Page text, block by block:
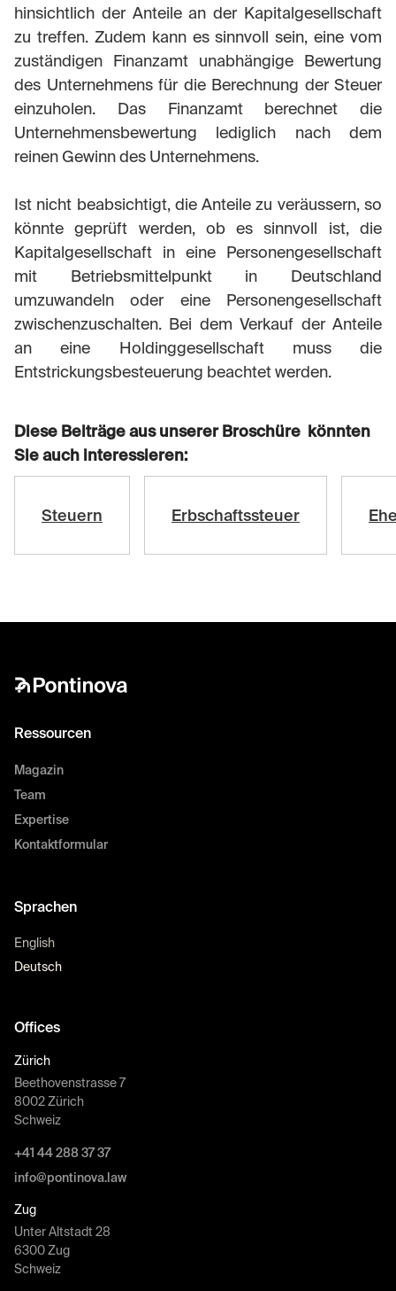
hinsichtlich der Anteile an der Kapitalgesellschaft
zu treffen. Zudem kann es sinnvoll sein, eine vom
zuständigen Finanzamt unabhängige Bewertung
des Unternehmens für die Berechnung der Steuer
einzuholen. Das Finanzamt berechnet die
Unternehmensbewertung lediglich nach dem
reinen Gewinn des Unternehmens.
Ist nicht beabsichtigt, die Anteile zu veräussern, so
könnte geprüft werden, ob es sinnvoll ist, die
Kapitalgesellschaft in eine Personengesellschaft
mit Betriebsmittelpunkt in Deutschland
umzuwandeln oder eine Personengesellschaft
zwischenzuschalten. Bei dem Verkauf der Anteile
an eine Holdinggesellschaft muss die
Entstrickungsbesteuerung beachtet werden.
Diese Beiträge aus unserer Broschüre könnten
Sie auch interessieren:
Steuern Erbschaftssteuer
Ressourcen
Magazin
Team
Expertise
Kontaktformular
Sprachen
English
Deutsch
Offices
Zürich
Beethovenstrasse 7
8002 Zürich
Schweiz
+41 44 288 37 37
info@pontinova.law
Zug
Unter Altstadt 28
6300 Zug
Schweiz